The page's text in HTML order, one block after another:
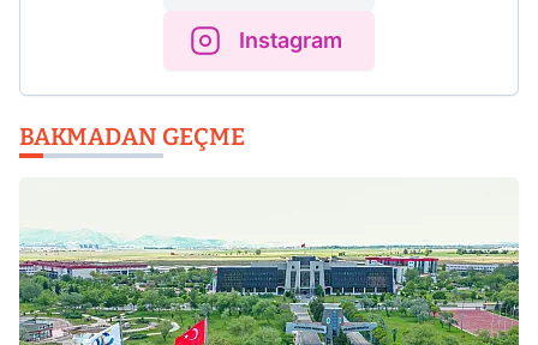
Instagram
BAKMADAN GEÇME